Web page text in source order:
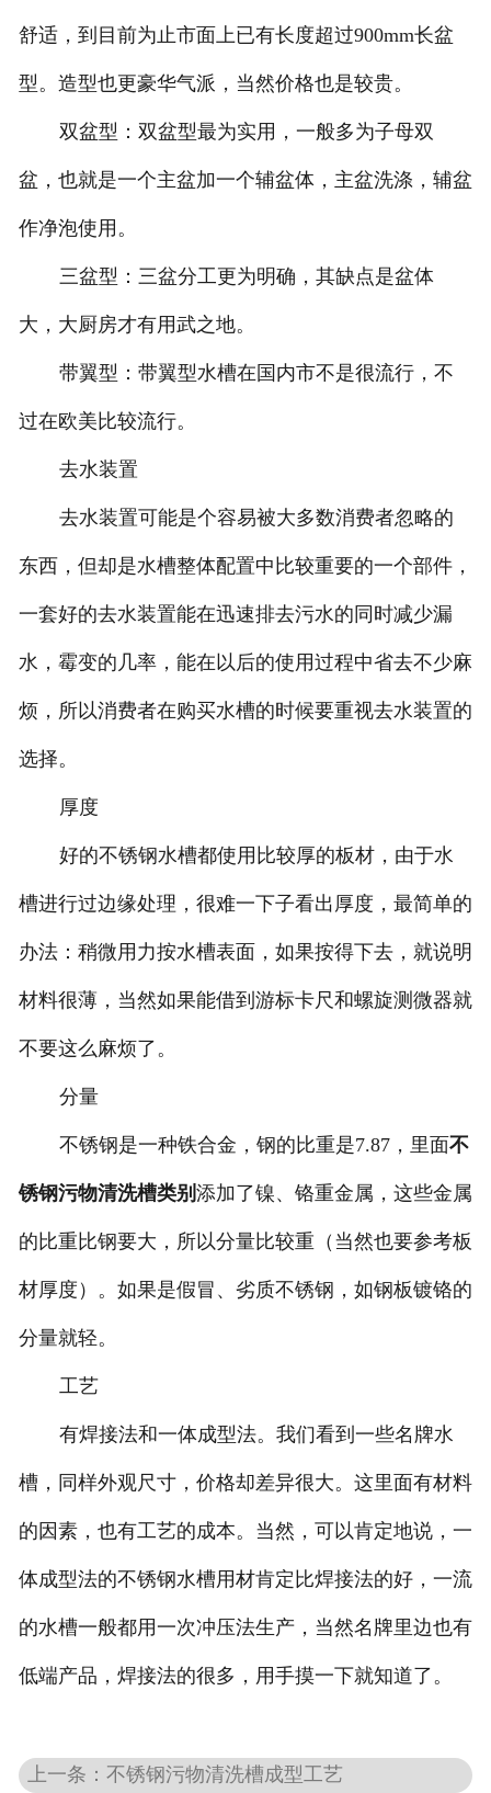
舒适，到目前为止市面上已有长度超过900mm长盆
型。造型也更豪华气派，当然价格也是较贵。
双盆型：双盆型最为实用，一般多为子母双
盆，也就是一个主盆加一个辅盆体，主盆洗涤，辅盆
作净泡使用。
三盆型：三盆分工更为明确，其缺点是盆体
大，大厨房才有用武之地。
带翼型：带翼型水槽在国内市不是很流行，不
过在欧美比较流行。
去水装置
去水装置可能是个容易被大多数消费者忽略的
东西，但却是水槽整体配置中比较重要的一个部件，
一套好的去水装置能在迅速排去污水的同时减少漏
水，霉变的几率，能在以后的使用过程中省去不少麻
烦，所以消费者在购买水槽的时候要重视去水装置的
选择。
厚度
好的不锈钢水槽都使用比较厚的板材，由于水
槽进行过边缘处理，很难一下子看出厚度，最简单的
办法：稍微用力按水槽表面，如果按得下去，就说明
材料很薄，当然如果能借到游标卡尺和螺旋测微器就
不要这么麻烦了。
分量
不锈钢是一种铁合金，钢的比重是7.87，里面不
锈钢污物清洗槽类别 添加了镍、铬重金属，这些金属
的比重比钢要大，所以分量比较重（当然也要参考板
材厚度）。如果是假冒、劣质不锈钢，如钢板镀铬的
分量就轻。
工艺
有焊接法和一体成型法。我们看到一些名牌水
槽，同样外观尺寸，价格却差异很大。这里面有材料
的因素，也有工艺的成本。当然，可以肯定地说，一
体成型法的不锈钢水槽用材肯定比焊接法的好，一流
的水槽一般都用一次冲压法生产，当然名牌里边也有
低端产品，焊接法的很多，用手摸一下就知道了。
上一条：不锈钢污物清洗槽成型工艺